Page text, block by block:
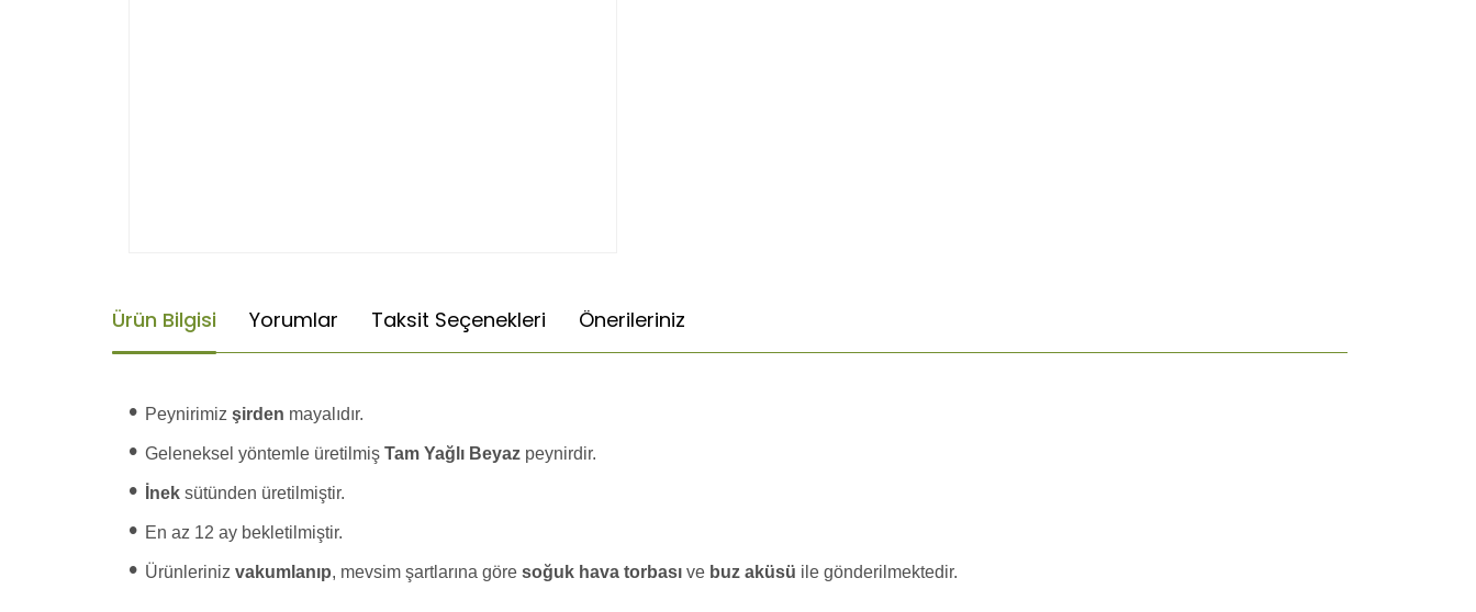
Ürün Bilgisi Yorumlar Taksit Seçenekleri Önerileriniz
• Peynirimiz şirden mayalıdır.
• Geleneksel yöntemle üretilmiş Tam Yağlı Beyaz peynirdir.
• İnek sütünden üretilmiştir.
• En az 12 ay bekletilmiştir.
• Ürünleriniz vakumlanıp, mevsim şartlarına göre soğuk hava torbası ve buz aküsü ile gönderilmektedir.